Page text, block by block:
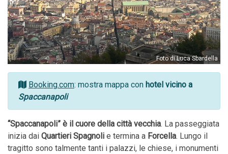
Foto di Luca Sbardella
Booking.com: mostra mappa con hotel vicino a
Spaccanapoli
“Spaccanapoli” è il cuore della città vecchia. La passeggiata
inizia dai Quartieri Spagnoli e termina a Forcella. Lungo il
tragitto sono talmente tanti i palazzi, le chiese, i monumenti